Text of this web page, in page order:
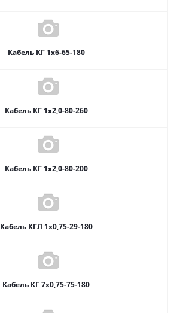
Кабель КГ 1х6-65-180
Кабель КГ 1х2,0-80-260
Кабель КГ 1х2,0-80-200
Кабель КГЛ 1х0,75-29-180
Кабель КГ 7х0,75-75-180